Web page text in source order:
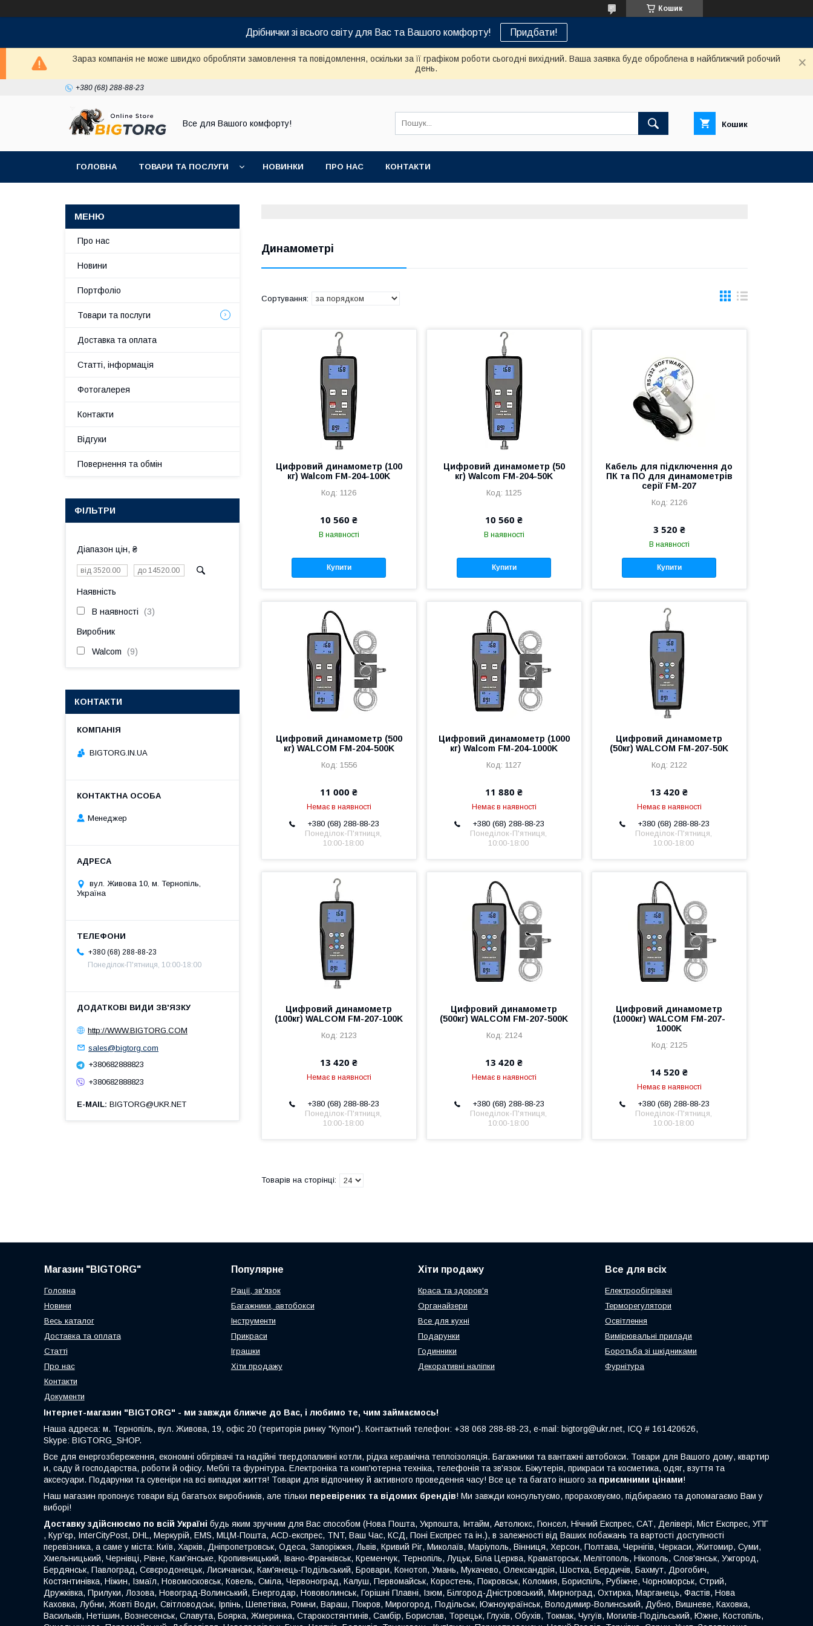
Кошик
Дрібнички зі всього світу для Вас та Вашого комфорту! Придбати!
Зараз компанія не може швидко обробляти замовлення та повідомлення, оскільки за її графіком роботи сьогодні вихідний. Ваша заявка буде оброблена в найближчий робочий
день.
+380 (68) 288-88-23
Все для Вашого комфорту! Кошик
ГОЛОВНА ТОВАРИ ТА ПОСЛУГИ НОВИНКИ ПРО НАС КОНТАКТИ
Динамометрі
Цифровий динамометр (100
кг) Walcom FM-204-100K
1126
10 560 ₴
В наявності
Купити
Цифровий динамометр (50
кг) Walcom FM-204-50K
1125
10 560 ₴
В наявності
Купити
Кабель для підключення до
ПК та ПО для динамометрів
серії FM-207
2126
3 520 ₴
В наявності
Купити
Цифровий динамометр (500
кг) WALCOM FM-204-500K
1556
11 000 ₴
Немає в наявності
+380 (68) 288-88-23
Понеділок-П'ятниця,
10:00-18:00
Цифровий динамометр (1000
кг) Walcom FM-204-1000K
1127
11 880 ₴
Немає в наявності
+380 (68) 288-88-23
Понеділок-П'ятниця,
10:00-18:00
Цифровий динамометр
(50кг) WALCOM FM-207-50K
2122
13 420 ₴
Немає в наявності
+380 (68) 288-88-23
Понеділок-П'ятниця,
10:00-18:00
Цифровий динамометр
(100кг) WALCOM FM-207-100K
2123
13 420 ₴
Немає в наявності
+380 (68) 288-88-23
Понеділок-П'ятниця,
10:00-18:00
Цифровий динамометр
(500кг) WALCOM FM-207-500K
2124
13 420 ₴
Немає в наявності
+380 (68) 288-88-23
Понеділок-П'ятниця,
10:00-18:00
Цифровий динамометр
(1000кг) WALCOM FM-207-
1000K
2125
14 520 ₴
Немає в наявності
+380 (68) 288-88-23
Понеділок-П'ятниця,
10:00-18:00
Про нас
Новини
Портфоліо
Товари та послуги
Доставка та оплата
Статті, інформація
Фотогалерея
Контакти
Відгуки
Повернення та обмін
ФІЛЬТРИ
Діапазон цін, ₴
Наявність
В наявності 3
Виробник
Walcom 9
КОНТАКТИ
BIGTORG.IN.UA
Менеджер
вул. Живова 10, м. Тернопіль,
Україна
+380 (68) 288-88-23
Понеділок-П'ятниця, 10:00-18:00
http://WWW.BIGTORG.COM
sales@bigtorg.com
+380682888823
+380682888823
E-MAIL BIGTORG@UKR.NET
Магазин "BIGTORG"
Головна
Новини
Весь каталог
Доставка та оплата
Статті
Про нас
Контакти
Документи
Популярне
Рації, зв'язок
Багажники, автобокси
Інструменти
Прикраси
Іграшки
Хіти продажу
Хіти продажу
Краса та здоров'я
Органайзери
Все для кухні
Подарунки
Годинники
Декоративні наліпки
Все для всіх
Електрообігрівачі
Терморегулятори
Освітлення
Вимірювальні прилади
Боротьба зі шкідниками
Фурнітура
Інтернет-магазин "BIGTORG" - ми завжди ближче до Вас, і любимо те, чим займаємось!
Наша адреса: м. Тернопіль, вул. Живова, 19, офіс 20 (територія ринку "Купон"). Контактний телефон: +38 068 288-88-23, e-mail: bigtorg@ukr.net, ICQ # 161420626,
Skype: BIGTORG_SHOP.
Все для енергозбереження, економні обігрівачі та надійні твердопаливні котли, рідка керамічна теплоізоляція. Багажники та вантажні автобокси. Товари для Вашого дому, квартир
и, саду й господарства, роботи й офісу. Меблі та фурнітура. Електроніка та комп'ютерна техніка, телефонія та зв'язок. Біжутерія, прикраси та косметика, одяг, взуття та
аксесуари. Подарунки та сувеніри на всі випадки життя! Товари для відпочинку й активного проведення часу! Все це та багато іншого за приємними цінами!
Наш магазин пропонує товари від багатьох виробників, але тільки перевірених та відомих брендів! Ми завжди консультуємо, прораховуємо, підбираємо та допомагаємо Вам у
виборі!
Доставку здійснюємо по всій Україні будь яким зручним для Вас способом (Нова Пошта, Укрпошта, Інтайм, Автолюкс, Гюнсел, Нічний Експрес, САТ, Делівері, Міст Експрес, УПГ
, Кур'єр, InterCityPost, DHL, Меркурій, EMS, МЦМ-Пошта, ACD-експрес, TNT, Ваш Час, КСД, Поні Експрес та ін.), в залежності від Ваших побажань та вартості доступності
перевізника, а саме у міста: Київ, Харків, Дніпропетровськ, Одеса, Запоріжжя, Львів, Кривий Ріг, Миколаїв, Маріуполь, Вінниця, Херсон, Полтава, Чернігів, Черкаси, Житомир, Суми,
Хмельницький, Чернівці, Рівне, Кам'янське, Кропивницький, Івано-Франківськ, Кременчук, Тернопіль, Луцьк, Біла Церква, Краматорськ, Мелітополь, Нікополь, Слов'янськ, Ужгород,
Бердянськ, Павлоград, Сєвєродонецьк, Лисичанськ, Кам'янець-Подільський, Бровари, Конотоп, Умань, Мукачево, Олександрія, Шостка, Бердичів, Бахмут, Дрогобич,
Костянтинівка, Ніжин, Ізмаїл, Новомосковськ, Ковель, Сміла, Червоноград, Калуш, Первомайськ, Коростень, Покровськ, Коломия, Бориспіль, Рубіжне, Чорноморськ, Стрий,
Дружківка, Прилуки, Лозова, Новоград-Волинський, Енергодар, Нововолинськ, Горішні Плавні, Ізюм, Білгород-Дністровський, Мирноград, Охтирка, Марганець, Фастів, Нова
Каховка, Лубни, Жовті Води, Світловодськ, Ірпінь, Шепетівка, Ромни, Вараш, Покров, Мирогород, Подільськ, Южноукраїнськ, Володимир-Волинський, Дубно, Вишневе, Каховка,
Васильків, Нетішин, Вознесенськ, Славута, Боярка, Жмеринка, Старокостянтинів, Самбір, Борислав, Торецьк, Глухів, Обухів, Токмак, Чугуїв, Могилів-Подільський, Южне, Костопіль,